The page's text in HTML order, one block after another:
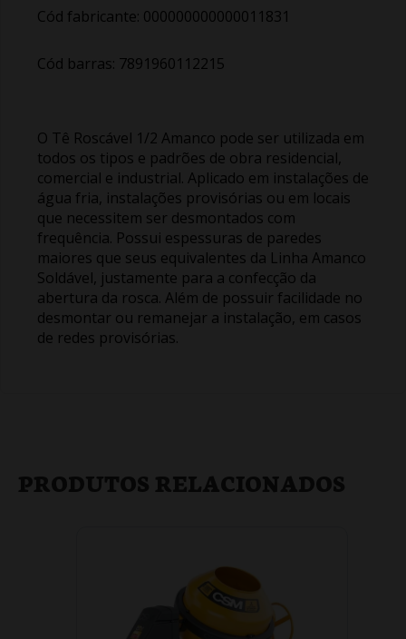
PRODUTOS RELACIONADOS
Cód fabricante: 000000000000011831
Cód barras: 7891960112215
O Tê Roscável 1/2 Amanco pode ser utilizada em
todos os tipos e padrões de obra residencial,
comercial e industrial. Aplicado em instalações de
água fria, instalações provisórias ou em locais
que necessitem ser desmontados com
frequência. Possui espessuras de paredes
maiores que seus equivalentes da Linha Amanco
Soldável, justamente para a confecção da
abertura da rosca. Além de possuir facilidade no
desmontar ou remanejar a instalação, em casos
de redes provisórias.